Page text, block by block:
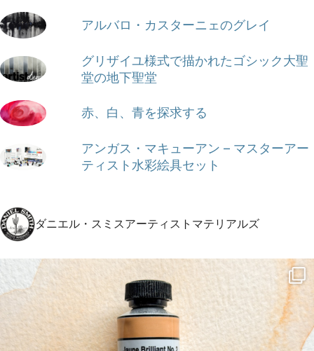
アルバロ・カスターニェのグレイ
グリザイユ様式で描かれたゴシック大聖
堂の地下聖堂
赤、白、青を探求する
アンガス・マキューアン – マスターアー
ティスト水彩絵具セット
ダニエル・スミスアーティストマテリアルズ